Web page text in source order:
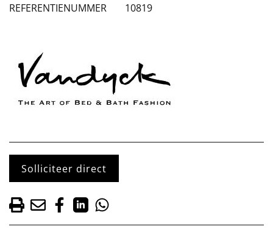
REFERENTIENUMMER
10819
Solliciteer direct